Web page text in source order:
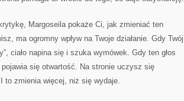
Margoseila pokaże Ci, jak zmieniać ten
ma ogromny wpływ na Twoje działanie. Gdy Twój
ciało napina się i szuka wymówek. Gdy ten głos
się otwartość. Na stronie uczysz się
to zmienia więcej, niż się wydaje.